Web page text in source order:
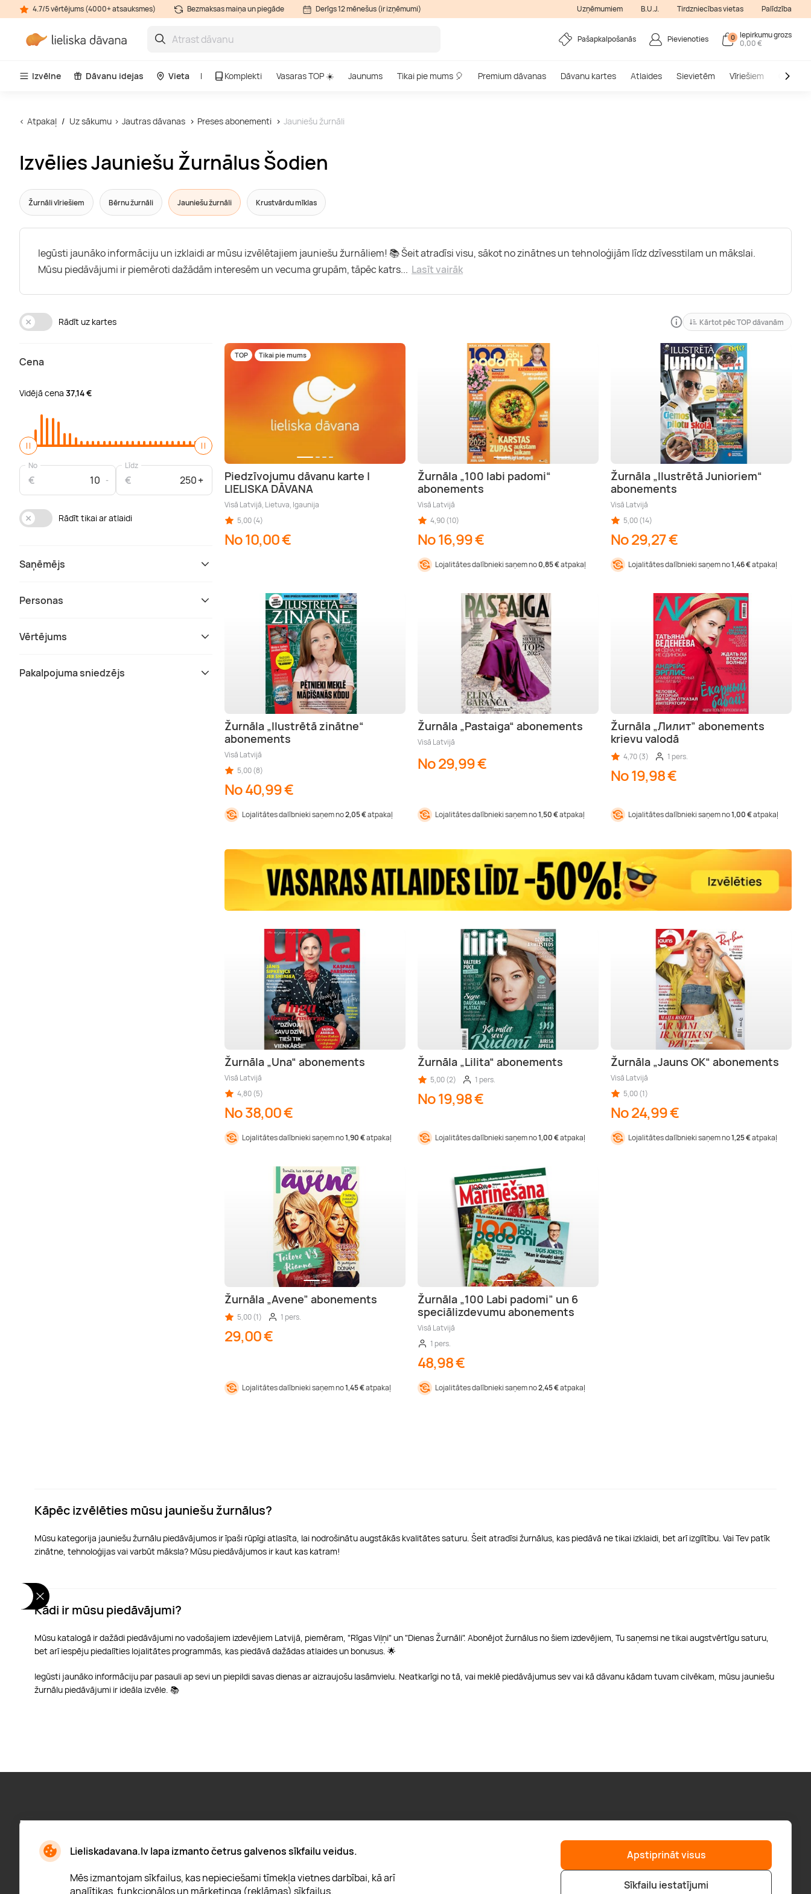
Lieliskadavana.lv lapa izmanto četrus galvenos sīkfailu veidus.
Mēs izmantojam sīkfailus, kas nepieciešami tīmekļa vietnes darbībai, kā arī
analītikas, funkcionālos un mārketinga (reklāmas) sīkfailus.
Apstiprināt visus
Sīkfailu iestatījumi
4.7/5 vērtējums (4000+ atsauksmes) Bezmaksas maiņa un piegāde Derīgs 12 mēnešus (ir izņēmumi) Uzņēmumiem B.U.J. Tirdzniecības vietas Palīdzība
Pašapkalpošanās Pievienoties 0
Iepirkumu grozs
0,00 €
Izvēlne Dāvanu idejas Vieta Komplekti Vasaras TOP ☀️ Jaunums Tikai pie mums 🎈 Premium dāvanas Dāvanu kartes Atlaides Sievietēm Vīriešiem Outlet
Atpakaļ Uz sākumu Jautras dāvanas Preses abonementi Jauniešu žurnāli
Izvēlies Jauniešu Žurnālus Šodien
Žurnāli vīriešiem Bērnu žurnāli Jauniešu žurnāli Krustvārdu mīklas
Iegūsti jaunāko informāciju un izklaidi ar mūsu izvēlētajiem jauniešu žurnāliem! 📚 Šeit atradīsi visu, sākot no zinātnes un tehnoloģijām līdz dzīvesstilam un mākslai.
Mūsu piedāvājumi ir piemēroti dažādām interesēm un vecuma grupām, tāpēc katrs... Lasīt vairāk
Rādīt uz kartes Kārtot pēc TOP dāvanām
Cena
Vidējā cena 37,14 €
No
€
Līdz
€
Rādīt tikai ar atlaidi
Saņēmējs
Personas
Vērtējums
Pakalpojuma sniedzējs
TOP Tikai pie mums
Piedzīvojumu dāvanu karte |
LIELISKA DĀVANA
Visā Latvijā, Lietuva, Igaunija
5,00 (4)
No 10,00 €
Žurnāla „100 labi padomi“
abonements
Visā Latvijā
4,90 (10)
No 16,99 €
Lojalitātes dalībnieki saņem no0,85 €atpakaļ
Žurnāla „Ilustrētā Junioriem“
abonements
Visā Latvijā
5,00 (14)
No 29,27 €
Lojalitātes dalībnieki saņem no1,46 €atpakaļ
Žurnāla „Ilustrētā zinātne“
abonements
Visā Latvijā
5,00 (8)
No 40,99 €
Lojalitātes dalībnieki saņem no2,05 €atpakaļ
Žurnāla „Pastaiga“ abonements
Visā Latvijā
No 29,99 €
Lojalitātes dalībnieki saņem no1,50 €atpakaļ
Žurnāla „Лилит” abonements
krievu valodā
4,70 (3) 1 pers.
No 19,98 €
Lojalitātes dalībnieki saņem no1,00 €atpakaļ
Žurnāla „Una“ abonements
Visā Latvijā
4,80 (5)
No 38,00 €
Lojalitātes dalībnieki saņem no1,90 €atpakaļ
Žurnāla „Lilita“ abonements
5,00 (2) 1 pers.
No 19,98 €
Lojalitātes dalībnieki saņem no1,00 €atpakaļ
Žurnāla „Jauns OK“ abonements
Visā Latvijā
5,00 (1)
No 24,99 €
Lojalitātes dalībnieki saņem no1,25 €atpakaļ
Žurnāla „Avene” abonements
5,00 (1) 1 pers.
29,00 €
Lojalitātes dalībnieki saņem no1,45 €atpakaļ
Žurnāla „100 Labi padomi” un 6
speciālizdevumu abonements
Visā Latvijā
1 pers.
48,98 €
Lojalitātes dalībnieki saņem no2,45 €atpakaļ
Kāpēc izvēlēties mūsu jauniešu žurnālus?
Mūsu kategorija jauniešu žurnālu piedāvājumos ir īpaši rūpīgi atlasīta, lai nodrošinātu augstākās kvalitātes saturu. Šeit atradīsi žurnālus, kas piedāvā ne tikai izklaidi, bet arī izglītību. Vai Tev patīk
zinātne, tehnoloģijas vai varbūt māksla? Mūsu piedāvājumos ir kaut kas katram!
Kādi ir mūsu piedāvājumi?
Mūsu katalogā ir dažādi piedāvājumi no vadošajiem izdevējiem Latvijā, piemēram, "Rīgas Viļņi" un "Dienas Žurnāli". Abonējot žurnālus no šiem izdevējiem, Tu saņemsi ne tikai augstvērtīgu saturu,
bet arī iespēju piedalīties lojalitātes programmās, kas piedāvā dažādas atlaides un bonusus. 🌟
Iegūsti jaunāko informāciju par pasauli ap sevi un piepildi savas dienas ar aizraujošu lasāmvielu. Neatkarīgi no tā, vai meklē piedāvājumus sev vai kā dāvanu kādam tuvam cilvēkam, mūsu jauniešu
žurnālu piedāvājumi ir ideāla izvēle. 📚
Pieraksties jaunumiem:
Jaunumi, atlaižu paziņojumi un daudz kas cits
Par "Lieliska dāvana" Palīdzība
Piegāde
“GERA DOVANA” GRUPA
geradovana.lt